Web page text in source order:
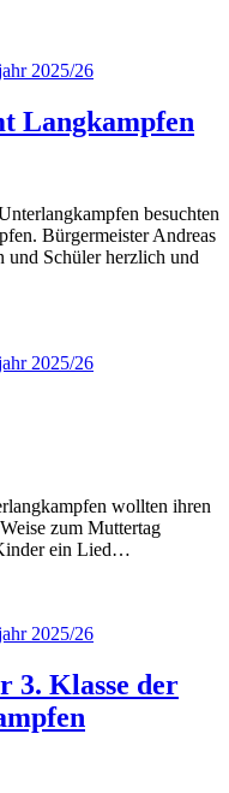
2025/26
Langkampfen
besuchten
Bürgermeister Andreas
und Schüler herzlich und
2025/26
wollten ihren
zum Muttertag
ein Lied…
2025/26
3. Klasse der